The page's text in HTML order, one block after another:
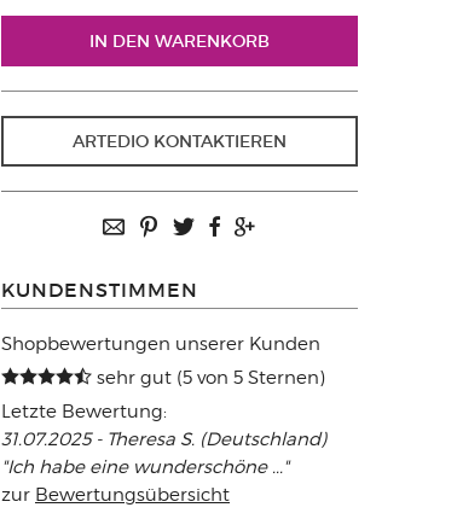
ARTEDIO KONTAKTIEREN
KUNDENSTIMMEN
Shopbewertungen unserer Kunden
sehr gut (5 von 5 Sternen)
Letzte Bewertung:
31.07.2025 - Theresa S. (Deutschland)
"Ich habe eine wunderschöne ..."
zur Bewertungsübersicht